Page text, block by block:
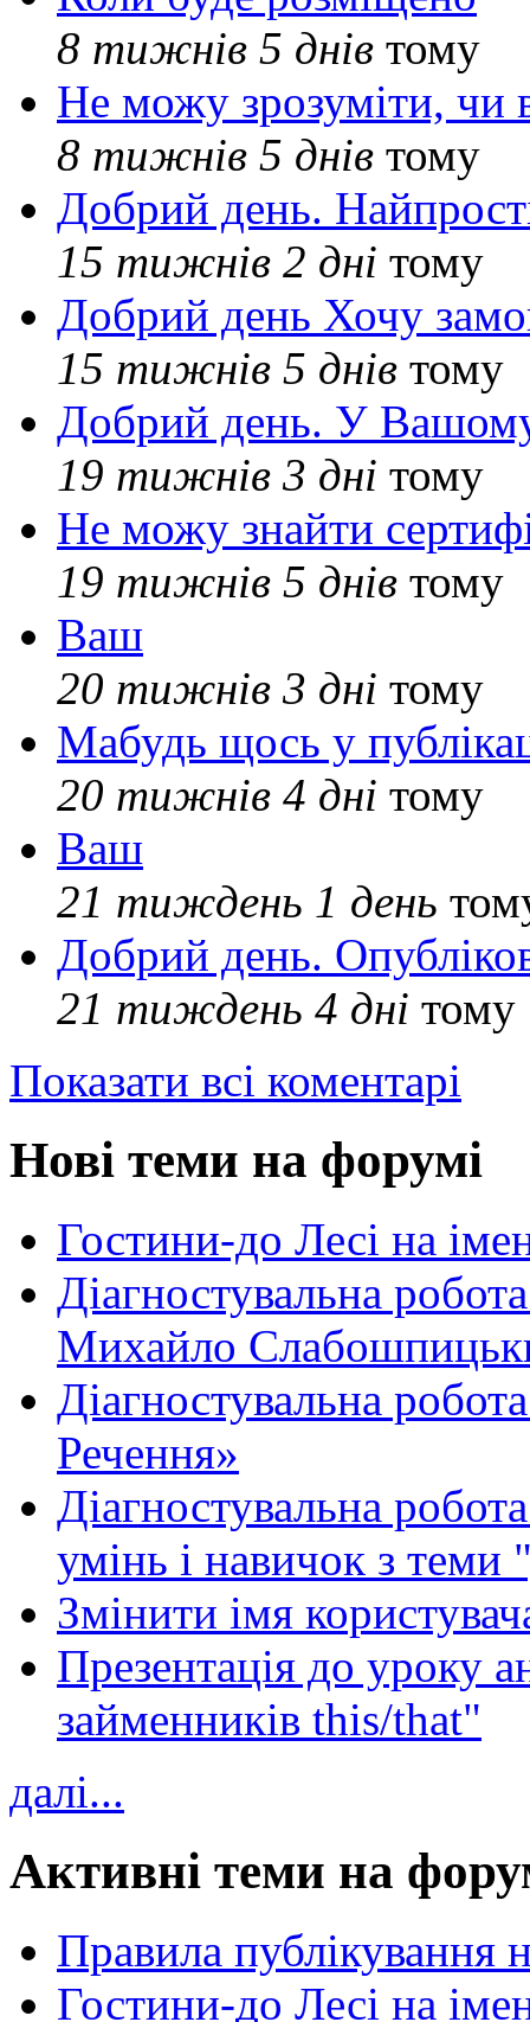
8 тижнів 5 днів тому
Не можу зрозуміти, чи
8 тижнів 5 днів тому
Добрий день.
15 тижнів 2 дні тому
Добрий день Хочу
15 тижнів 5 днів тому
Добрий день. У Вашому
19 тижнів 3 дні тому
Не можу знайти
19 тижнів 5 днів тому
Ваш
20 тижнів 3 дні тому
Мабудь щось у
20 тижнів 4 дні тому
Ваш
21 тиждень 1 день
Добрий день.
21 тиждень 4 дні тому
Показати всі коментарі
Нові теми на форумі
Гостини-до Лесі на
Діагностувальна
Михайло
Діагностувальна
Речення»
Діагностувальна
умінь і навичок з теми
Змінити імя
Презентація до уроку
займенників this/that"
далі...
Активні теми на
Правила публікування
Гостини-до Лесі на